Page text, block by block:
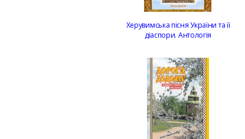
Херувимська пісня України та її
діаспори. Антологія